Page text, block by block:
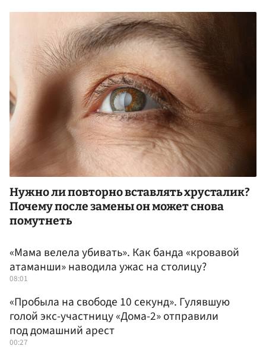
Нужно ли повторно вставлять хрусталик?
Почему после замены он может снова
помутнеть
«Мама велела убивать». Как банда «кровавой
атаманши» наводила ужас на столицу?
08:01
«Пробыла на свободе 10 секунд». Гулявшую
голой экс-участницу «Дома-2» отправили
под домашний арест
00:27